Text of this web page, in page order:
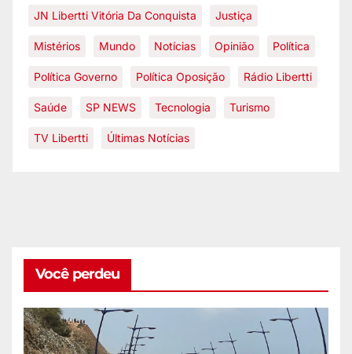
JN Libertti Vitória Da Conquista Justiça
Mistérios Mundo Notícias Opinião Política
Política Governo Política Oposição Rádio Libertti
Saúde SP NEWS Tecnologia Turismo
TV Libertti Últimas Notícias
Você perdeu